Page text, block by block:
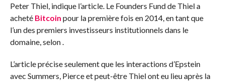
Peter Thiel, indique l’article. Le Founders Fund de Thiel a
acheté Bitcoin pour la première fois en 2014, en tant que
l’un des premiers investisseurs institutionnels dans le
domaine, selon
L’article précise seulement que les interactions d’Epstein
avec Summers, Pierce et peut-être Thiel ont eu lieu après la